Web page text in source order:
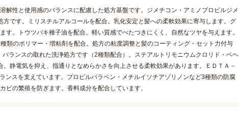
解性と使用感のバランスに配慮した処方基盤です。ジメチコン・アミノプロピルジメ
です。ミリスチルアルコールを配合。乳化安定と髪への柔軟効果に寄与します。グ
す。トウツバキ種子油を配合。軽い質感でべたつきにくく、自然なツヤを与えます。
類のポリマー・増粘剤を配合。処方の粘度調整と髪のコーティング・セット力付与
ランスの取れた洗浄処方です（2種類配合）。ステアルトリモニウムクロリド・ベヘ
静電気を抑え、指通りとなめらかさを向上させる柔軟効果があります。ＥＤＴＡ－
ンスを支えています。プロピルパラベン・メチルイソチアゾリノンなど3種類の防腐
の繁殖を防ぎます。香料成分を配合しています。